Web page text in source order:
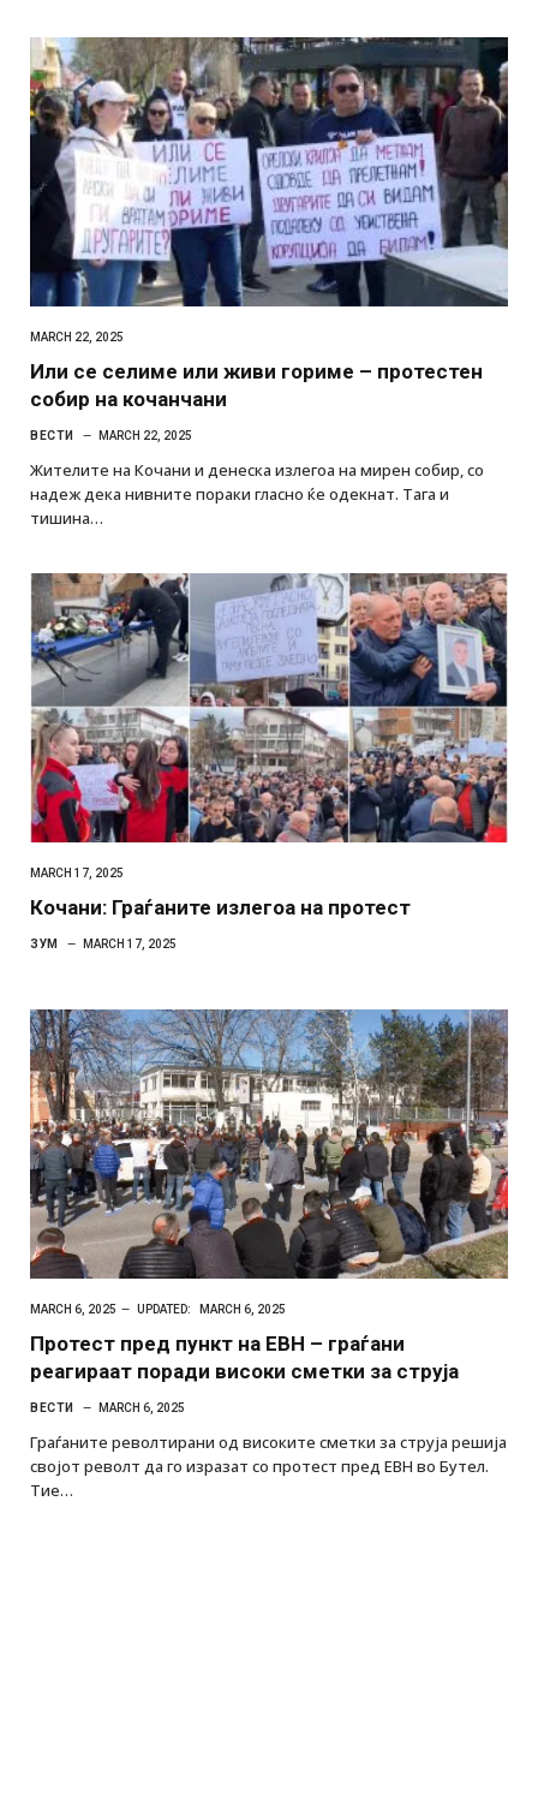
MARCH 22, 2025
Или се селиме или живи гориме – протестен
собир на кочанчани
ВЕСТИ MARCH 22, 2025
Жителите на Кочани и денеска излегоа на мирен собир, со
надеж дека нивните пораки гласно ќе одекнат. Тага и
тишина…
MARCH 17, 2025
Кочани: Граѓаните излегоа на протест
ЗУМ MARCH 17, 2025
MARCH 6, 2025 UPDATED: MARCH 6, 2025
Протест пред пункт на ЕВН – граѓани
реагираат поради високи сметки за струја
ВЕСТИ MARCH 6, 2025
Граѓаните револтирани од високите сметки за струја решија
својот револт да го изразат со протест пред ЕВН во Бутел.
Тие…